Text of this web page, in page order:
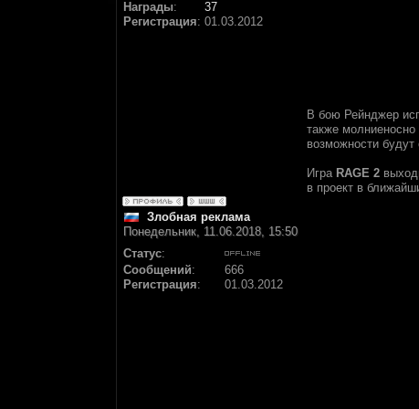
Награды:
37
Регистрация: 01.03.2012
В бою Рейнджер
также
возможности
Игра RAGE 2
в проект в
Злобная реклама
Понедельник, 11.06.2018, 15:50
Статус:
Сообщений:
666
Регистрация: 01.03.2012